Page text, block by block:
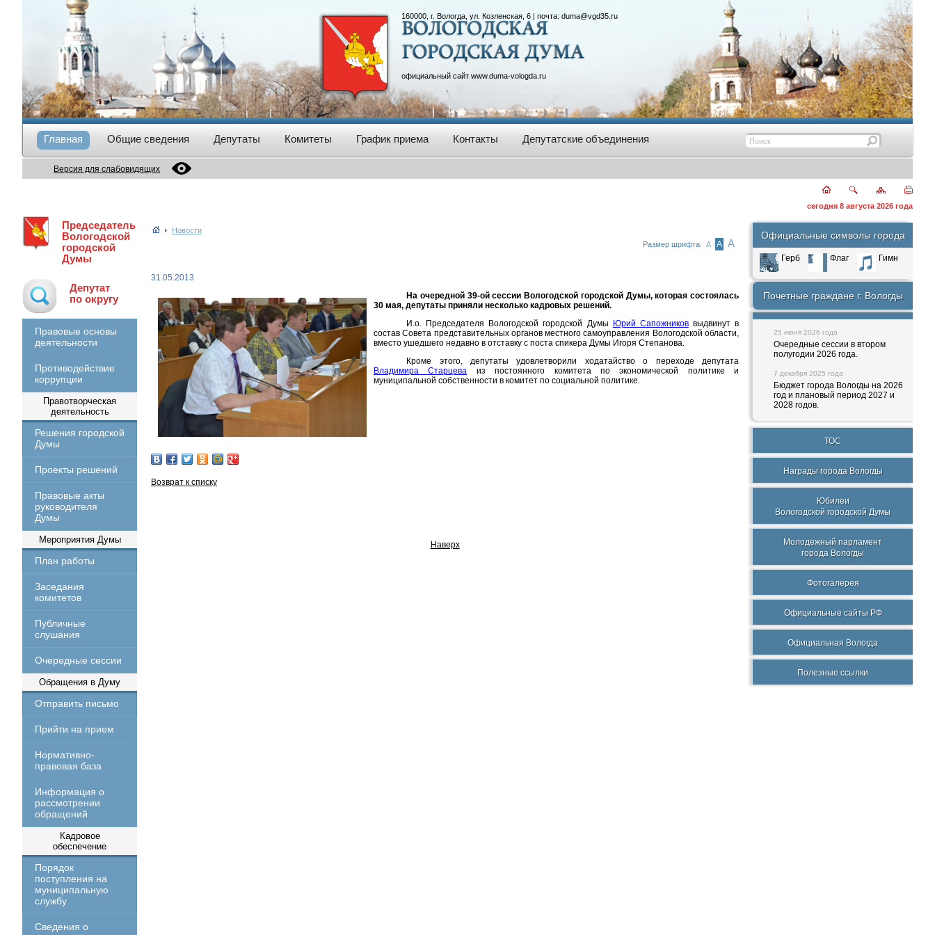
160000, г. Вологда, ул. Козленская, 6 | почта: duma@vgd35.ru
официальный сайт www.duma-vologda.ru
Главная Общие сведения Депутаты Комитеты График приема Контакты Депутатские объединения
Версия для слабовидящих
сегодня 8 августа 2026 года
Председатель
Вологодской
городской
Думы
Депутат
по округу
Правовые основы
деятельности
Противодействие
коррупции
Правотворческая
деятельность
Решения городской
Думы
Проекты решений
Правовые акты
руководителя
Думы
Мероприятия Думы
План работы
Заседания
комитетов
Публичные
слушания
Очередные сессии
Обращения в Думу
Отправить письмо
Прийти на прием
Нормативно-
правовая база
Информация о
рассмотрении
обращений
Кадровое
обеспечение
Порядок
поступления на
муниципальную
службу
Сведения о
Новости
Размер шрифта: А А А
31.05.2013
На очередной 39-ой сессии Вологодской городской Думы, которая состоялась
30 мая, депутаты приняли несколько кадровых решений.
И.о. Председателя Вологодской городской Думы
Юрий Сапожниковвыдвинут в
состав Совета представительных органов местного самоуправления Вологодской области,
вместо ушедшего недавно в отставку с поста спикера Думы Игоря Степанова.
Кроме этого, депутаты удовлетворили ходатайство о переходе депутата
Владимира Старцева из постоянного комитета по экономической политике и
муниципальной собственности в комитет по социальной политике.
Возврат к списку
Наверх
Официальные символы города
Герб Флаг Гимн
Почетные граждане г. Вологды
25 июня 2026 года
Очередные сессии в втором
полугодии 2026 года.
7 декабря 2025 года
Бюджет города Вологды на 2026
год и плановый период 2027 и
2028 годов.
ТОС
Награды города Вологды
Юбилеи
Вологодской городской Думы
Молодежный парламент
города Вологды
Фотогалерея
Официальные сайты РФ
Официальная Вологда
Полезные ссылки